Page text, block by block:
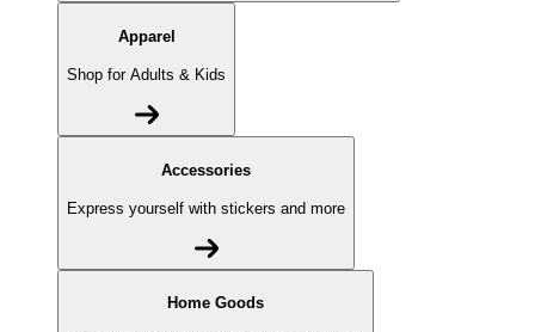
Apparel
Shop for Adults & Kids
Accessories
Express yourself with stickers and more
Home Goods